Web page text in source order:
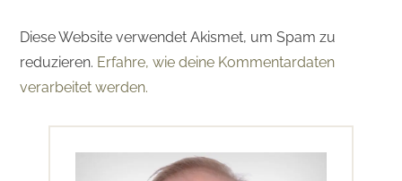
Diese Website verwendet Akismet, um Spam zu
reduzieren. Erfahre, wie deine Kommentardaten
verarbeitet werden.